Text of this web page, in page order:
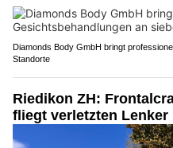
Diamonds Body GmbH bringt
Standorte
Riedikon ZH:
fliegt verletzten Lenker